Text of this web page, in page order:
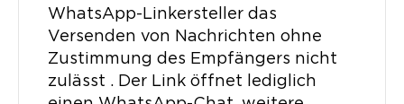
WhatsApp-Linkersteller das
Versenden von Nachrichten ohne
Zustimmung des Empfängers nicht
zulässt . Der Link öffnet lediglich